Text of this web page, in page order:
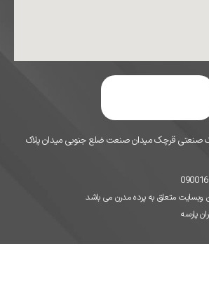
صنعتی قرچک میدان صنعت ضلع جنوبی میدان پلاک
وبسایت متعلق به پرده مدرن می باشد
پارسه